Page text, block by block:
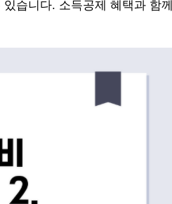
습니다. 소득공제 혜택과 함께